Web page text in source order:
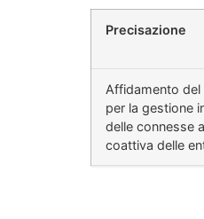
Precisazione
Affidamento
per la gestione
delle connesse
coattiva delle